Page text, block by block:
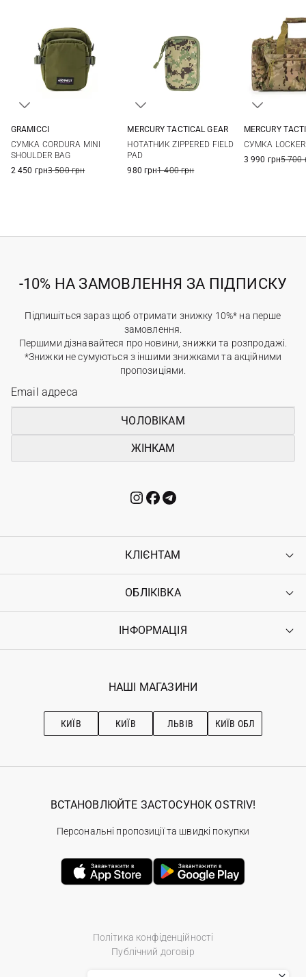
GRAMICCI
СУМКА CORDURA MINI
SHOULDER BAG
2 450 грн3 500 грн
MERCURY TACTICAL GEAR
НОТАТНИК ZIPPERED FIELD
PAD
980 грн1 400 грн
MERCURY
СУМКА LOCKER
3 990 грн5 700
-10% НА ЗАМОВЛЕННЯ ЗА ПІДПИСКУ
Підпишіться зараз щоб отримати знижку 10%* на перше
замовлення.
Першими дізнавайтеся про новини, знижки та розпродажі.
*Знижки не сумуються з іншими знижками та акційними
пропозиціями.
ЧОЛОВІКАМ
ЖІНКАМ
КЛІЄНТАМ
Контакти
Повернення
Гарантія
ОБЛІКІВКА
Увійти
Ostriv Club+
ІНФОРМАЦІЯ
Наші магазини
Рекомендації з догляду
НАШІ МАГАЗИНИ
КИЇВ КИЇВ ЛЬВІВ КИЇВ ОБЛ
Політика конфіденційності
Публічний договір
ВСТАНОВЛЮЙТЕ ЗАСТОСУНОК OSTRIV!
Персональні пропозиції та швидкі покупки